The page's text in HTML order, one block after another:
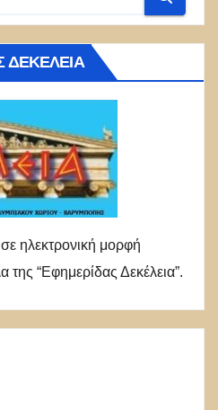
ΔΕΚΈΛΕΙΑ
ηλεκτρονική μορφή
της “Εφημερίδας Δεκέλεια”.